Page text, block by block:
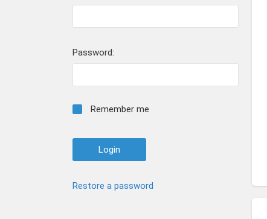
Password:
Remember me
Restore a password